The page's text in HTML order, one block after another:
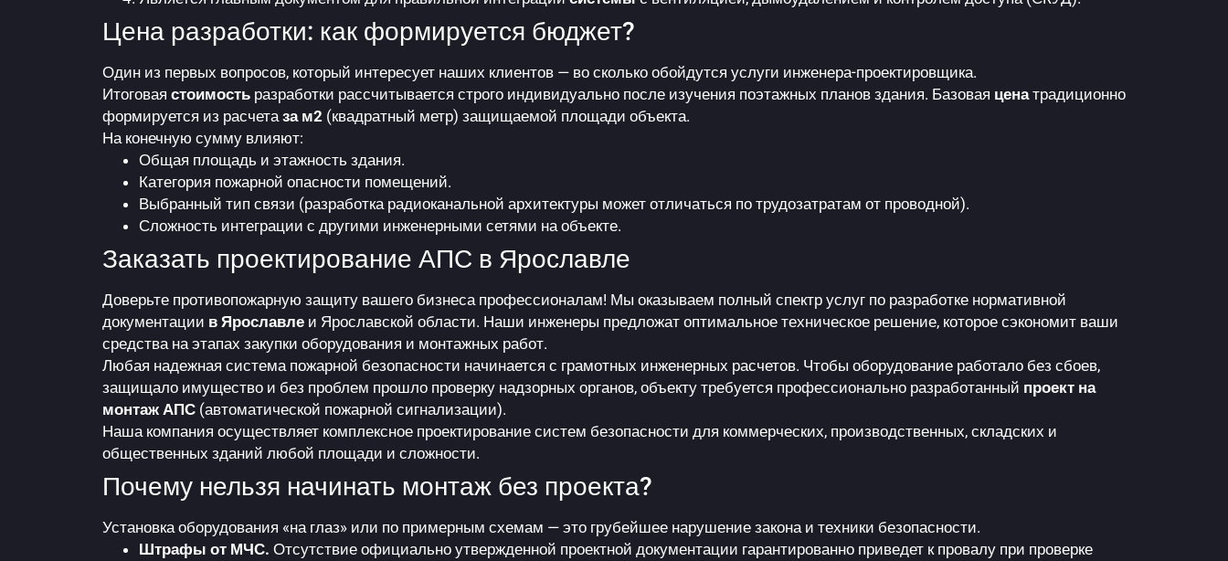
Цена разработки: как формируется бюджет?
Один из первых вопросов, который интересует наших клиентов — во сколько обойдутся услуги инженера-проектировщика.
Итоговая стоимость разработки рассчитывается строго индивидуально после изучения поэтажных планов здания. Базовая ценатрадиционно
формируется из расчетаза м2 (квадратный метр) защищаемой площади объекта.
На конечную сумму влияют:
Общая площадь и этажность здания.
Категория пожарной опасности помещений.
Выбранный тип связи (разработка радиоканальной архитектуры может отличаться по трудозатратам от проводной).
Сложность интеграции с другими инженерными сетями на объекте.
Заказать проектирование АПС в Ярославле
Доверьте противопожарную защиту вашего бизнеса профессионалам! Мы оказываем полный спектр услуг по разработке нормативной
документации в Ярославле и Ярославской области. Наши инженеры предложат оптимальное техническое решение, которое сэкономит ваши
средства на этапах закупки оборудования и монтажных работ.
Любая надежная система пожарной безопасности начинается с грамотных инженерных расчетов. Чтобы оборудование работало без сбоев,
защищало имущество и без проблем прошло проверку надзорных органов, объекту требуется профессионально разработанный проект на
монтаж АПС (автоматической пожарной сигнализации).
Наша компания осуществляет комплексное проектирование систем безопасности для коммерческих, производственных, складских и
общественных зданий любой площади и сложности.
Почему нельзя начинать монтаж без проекта?
Установка оборудования «на глаз» или по примерным схемам — это грубейшее нарушение закона и техники безопасности.
Штрафы от МЧС. Отсутствие официально утвержденной проектной документации гарантированно приведет к провалу при проверке